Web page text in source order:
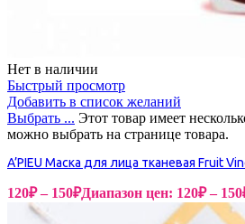
Нет в наличии
Быстрый просмотр
Добавить в список желаний
Выбрать ... Этот товар имеет
можно выбрать на странице товара.
A’PIEU Маска для лица тканевая Fruit
120₽ – 150₽Диапазон цен: 120₽ –